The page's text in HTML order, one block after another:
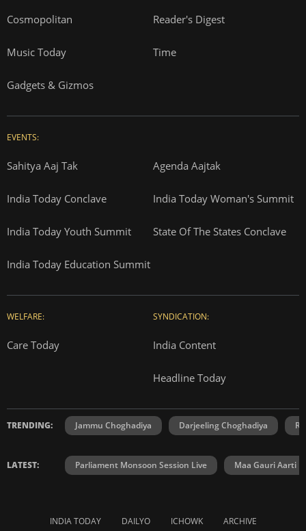
Cosmopolitan Reader's Digest
Music Today Time
Gadgets & Gizmos
EVENTS:
Sahitya Aaj Tak Agenda Aajtak
India Today Conclave India Today Woman's Summit
India Today Youth Summit State Of The States Conclave
India Today Education Summit
WELFARE:
Care Today
SYNDICATION:
India Content
Headline Today
TRENDING: Jammu Choghadiya Darjeeling Choghadiya
LATEST: Parliament Monsoon Session Live Maa Gauri Aarti
INDIA TODAY DAILYO ICHOWK ARCHIVE